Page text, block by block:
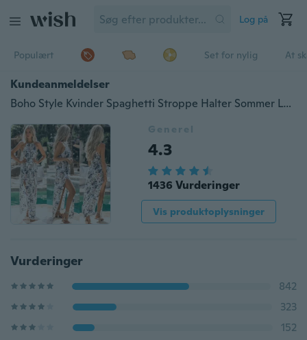
Log på
Populært Set for nylig At
Kundeanmeldelser
Boho Style Kvinder Spaghetti Stroppe Halter Sommer Lang Kjole Blomsterudskriv Side Slit Strand Kjole
Generel
4.3
1436 Vurderinger
Vis produktoplysninger
Vurderinger
842
323
152